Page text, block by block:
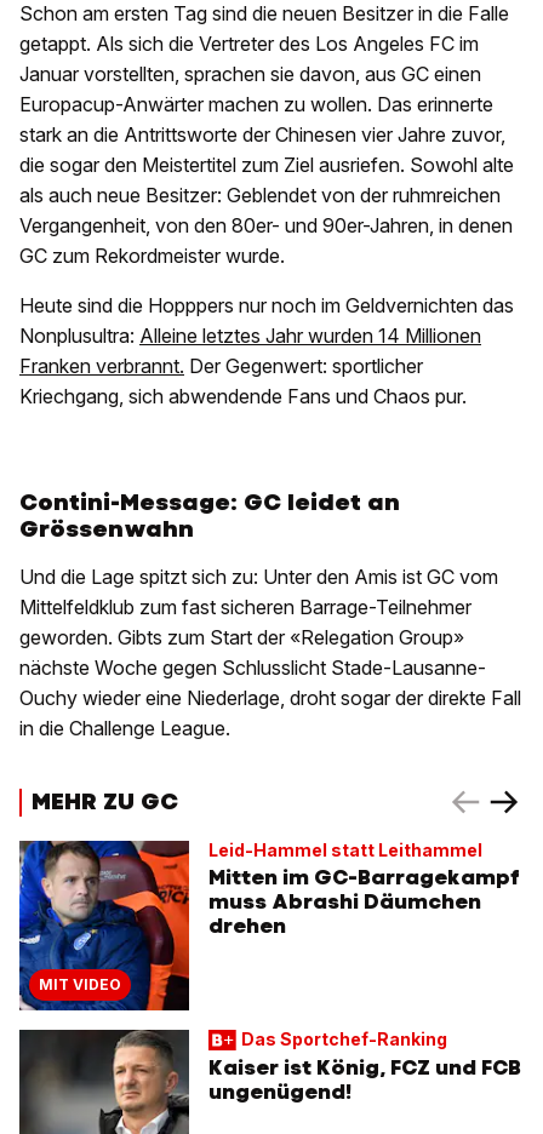
Schon am ersten Tag sind die neuen Besitzer in die Falle
getappt. Als sich die Vertreter des Los Angeles FC im
Januar vorstellten, sprachen sie davon, aus GC einen
Europacup-Anwärter machen zu wollen. Das erinnerte
stark an die Antrittsworte der Chinesen vier Jahre zuvor,
die sogar den Meistertitel zum Ziel ausriefen. Sowohl alte
als auch neue Besitzer: Geblendet von der ruhmreichen
Vergangenheit, von den 80er- und 90er-Jahren, in denen
GC zum Rekordmeister wurde.
Heute sind die Hopppers nur noch im Geldvernichten das
Nonplusultra: Alleine letztes Jahr wurden 14 Millionen
Franken verbrannt. Der Gegenwert: sportlicher
Kriechgang, sich abwendende Fans und Chaos pur.
Contini-Message: GC leidet an
Grössenwahn
Und die Lage spitzt sich zu: Unter den Amis ist GC vom
Mittelfeldklub zum fast sicheren Barrage-Teilnehmer
geworden. Gibts zum Start der «Relegation Group»
nächste Woche gegen Schlusslicht Stade-Lausanne-
Ouchy wieder eine Niederlage, droht sogar der direkte Fall
in die Challenge League.
MEHR ZU GC
MIT VIDEO
Leid-Hammel statt Leithammel
Mitten im GC-Barragekampf
muss Abrashi Däumchen
drehen
Das Sportchef-Ranking
Kaiser ist König, FCZ und FCB
ungenügend!